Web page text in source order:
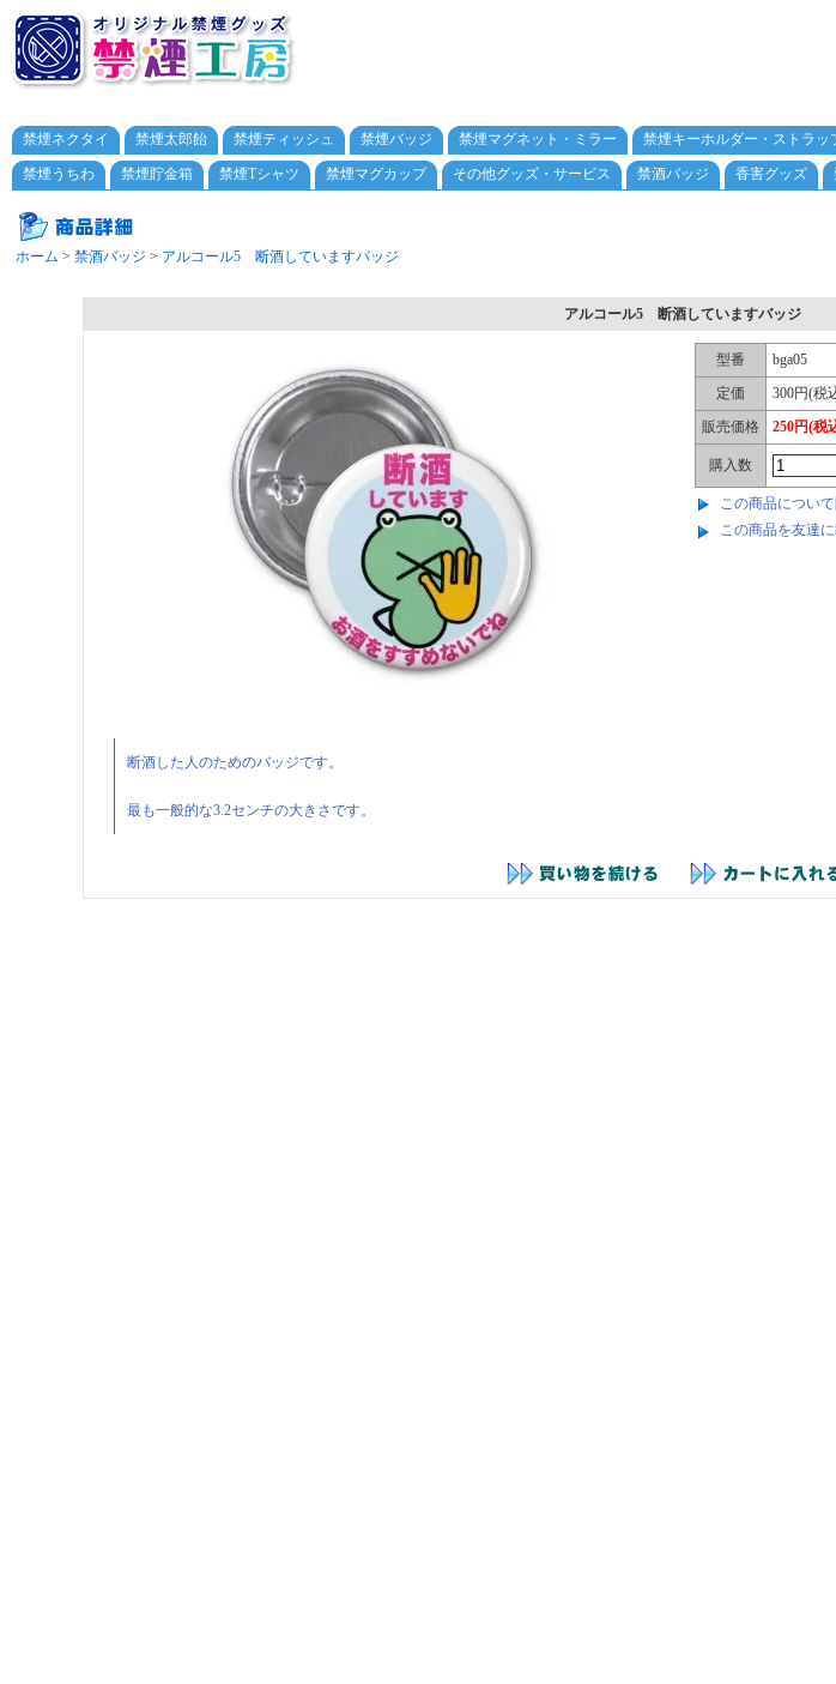
禁煙ネクタイ 禁煙太郎飴 禁煙ティッシュ 禁煙バッジ 禁煙マグネット・ミラー 禁煙キーホルダー・ストラッ
禁煙うちわ 禁煙貯金箱 禁煙Tシャツ 禁煙マグカップ その他グッズ・サービス 禁酒バッジ 香害グッズ
ホーム > 禁酒バッジ > アルコール5 断酒していますバッジ
アルコール5 断酒していますバッジ
型番
bga05
定価
300円(税
販売価格
250円(税
購入数
この商品につい
この商品を友達
断酒した人のためのバッジです。
最も一般的な3.2センチの大きさです。